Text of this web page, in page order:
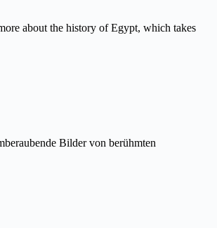
about the history of Egypt, which takes
Bilder von berühmten